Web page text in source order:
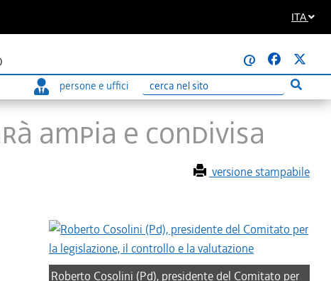
ITA
@
persone e uffici
Ricerca Esegui
ampia e condivisa
versione stampabile
Roberto Cosolini (Pd), presidente del Comitato per